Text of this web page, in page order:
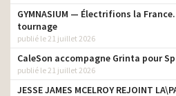
GYMNASIUM — Électrifions la
tournage
publié le 21 juillet 2026
CaleSon accompagne Grinta pour
publié le 21 juillet 2026
JESSE JAMES MCELROY REJOINT